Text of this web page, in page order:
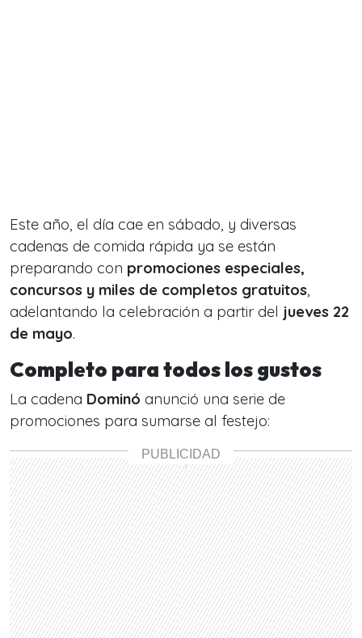
Este año, el día cae en sábado, y diversas
cadenas de comida rápida ya se están
preparando con promociones especiales,
concursos y miles de completos gratuitos,
adelantando la celebración a partir del jueves 22
de mayo.
Completo para todos los gustos
La cadena Dominó anunció una serie de
promociones para sumarse al festejo: